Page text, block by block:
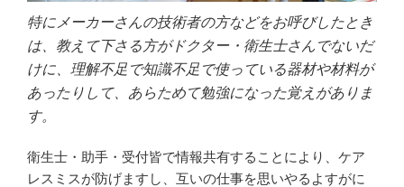
特にメーカーさんの技術者の方などをお呼びしたとき
は、教えて下さる方がドクター・衛生士さんでないだ
けに、理解不足で知識不足で使っている器材や材料が
あったりして、あらためて勉強になった覚えがありま
す。
衛生士・助手・受付皆で情報共有することにより、ケア
レスミスが防げますし、互いの仕事を思いやるよすがに